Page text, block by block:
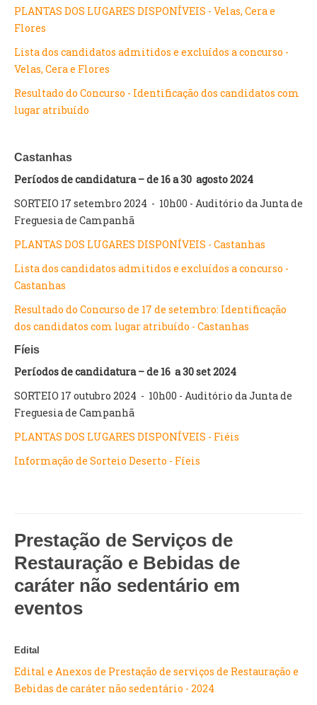
PLANTAS DOS LUGARES DISPONÍVEIS - Velas, Cera e
Flores
Lista dos candidatos admitidos e excluídos a concurso -
Velas, Cera e Flores
Resultado do Concurso - Identificação dos candidatos com
lugar atribuído
Castanhas
Períodos de candidatura – de 16 a 30 agosto 2024
SORTEIO 17 setembro 2024 - 10h00 - Auditório da Junta de
Freguesia de Campanhã
PLANTAS DOS LUGARES DISPONÍVEIS - Castanhas
Lista dos candidatos admitidos e excluídos a concurso -
Castanhas
Resultado do Concurso de 17 de setembro: Identificação
dos candidatos com lugar atribuído - Castanhas
Fíeis
Períodos de candidatura – de 16 a 30 set 2024
SORTEIO 17 outubro 2024 - 10h00 - Auditório da Junta de
Freguesia de Campanhã
PLANTAS DOS LUGARES DISPONÍVEIS - Fiéis
Informação de Sorteio Deserto - Fíeis
Prestação de Serviços de
Restauração e Bebidas de
caráter não sedentário em
eventos
Edital
Edital e Anexos de Prestação de serviços de Restauração e
Bebidas de caráter não sedentário - 2024